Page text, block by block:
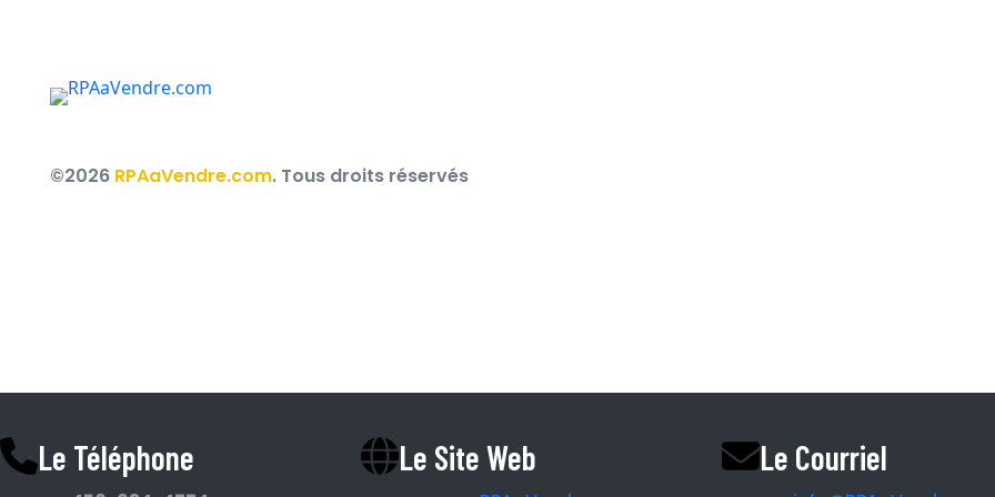
©2026 RPAaVendre.com. Tous droits réservés
Le Téléphone Le Site Web Le Courriel